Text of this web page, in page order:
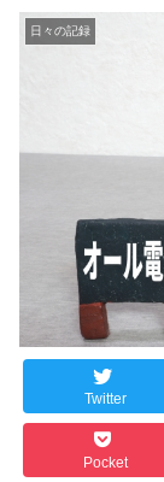
日々の記録
Twitter
Pocket